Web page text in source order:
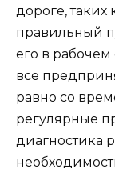
дороге,
правильный
его в
все
равно со
регулярные
диагностика